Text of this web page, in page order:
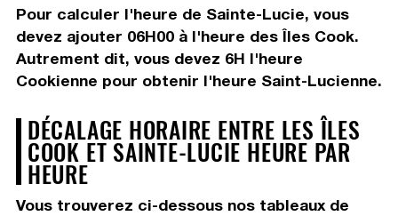
Pour calculer l'heure de Sainte-Lucie, vous
devez ajouter 06H00à l'heure des Îles Cook.
Autrement dit, vous devez 6H l'heure
Cookienne pour obtenir l'heure Saint-Lucienne.
DÉCALAGE HORAIRE ENTRE LES ÎLES
COOK ET SAINTE-LUCIE HEURE PAR
HEURE
Vous trouverez ci-dessous nos tableaux de